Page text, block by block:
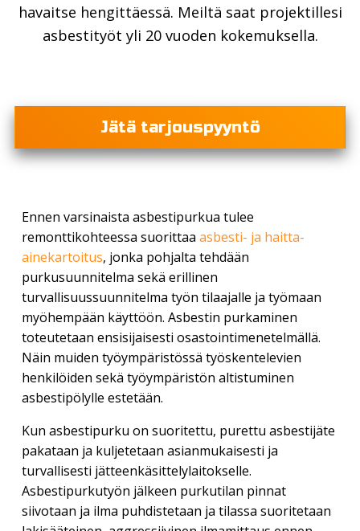
havaitse hengittäessä. Meiltä saat projektillesi
asbestityöt yli 20 vuoden kokemuksella.
Jätä tarjouspyyntö
Ennen varsinaista asbestipurkua tulee
remonttikohteessa suorittaaasbesti- ja haitta-
ainekartoitus, jonka pohjalta tehdään
purkusuunnitelma sekä erillinen
turvallisuussuunnitelma työn tilaajalle ja työmaan
myöhempään käyttöön. Asbestin purkaminen
toteutetaan ensisijaisesti osastointimenetelmällä.
Näin muiden työympäristössä työskentelevien
henkilöiden sekä työympäristön altistuminen
asbestipölylle estetään.
Kun asbestipurku on suoritettu, purettu asbestijäte
pakataan ja kuljetetaan asianmukaisesti ja
turvallisesti jätteenkäsittelylaitokselle.
Asbestipurkutyön jälkeen purkutilan pinnat
siivotaan ja ilma puhdistetaan ja tilassa suoritetaan